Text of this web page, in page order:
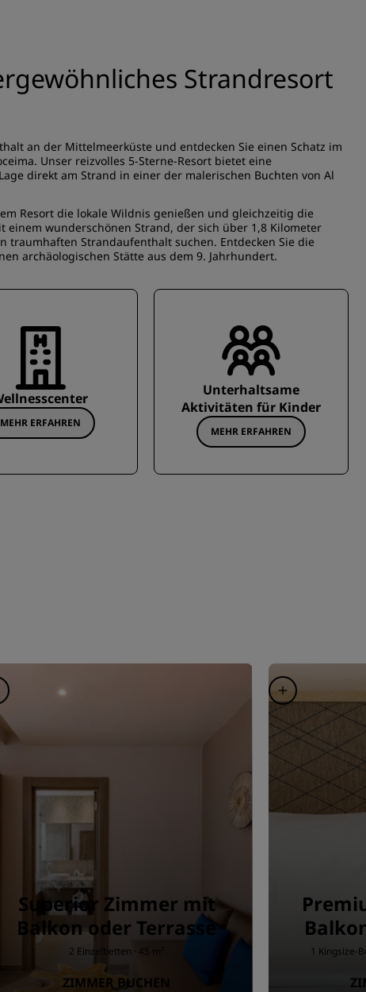
Strandresort
an der Mittelmeerküste und entdecken Sie einen Schatz im
Unser reizvolles 5-Sterne-Resort bietet eine
direkt am Strand in einer der malerischen Buchten von Al
Resort die lokale Wildnis genießen und gleichzeitig die
wunderschönen Strand, der sich über 1,8 Kilometer
traumhaften Strandaufenthalt suchen. Entdecken Sie die
archäologischen Stätte aus dem 9. Jahrhundert.
MEHR ERFAHREN
Unterhaltsame
Aktivitäten für Kinder
MEHR ERFAHREN
Superior Zimmer mit
Balkon oder Terrasse
2 Einzelbetten · 45 m²
ZIMMER BUCHEN
1 Kingsize-